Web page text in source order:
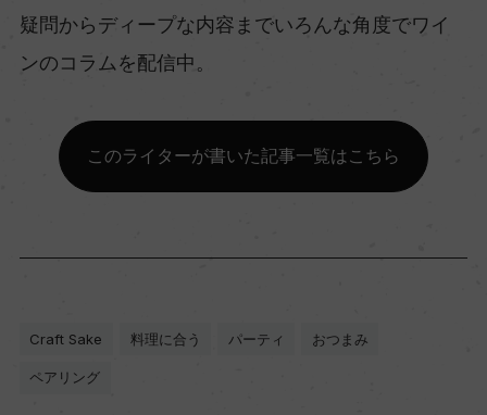
疑問からディープな内容までいろんな角度でワイ
ンのコラムを配信中。
このライターが書いた記事一覧はこちら
Craft Sake 料理に合う パーティ おつまみ
ペアリング